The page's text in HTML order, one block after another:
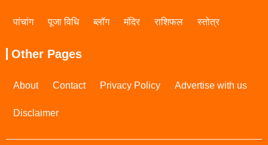
पांचांग पूजा विधि ब्लॉग मंदिर राशिफल स्तोत्र
Other Pages
About Contact Privacy Policy Advertise with us
Disclaimer